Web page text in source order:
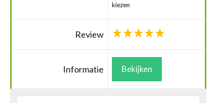
kiezen
Review
Informatie Bekijken